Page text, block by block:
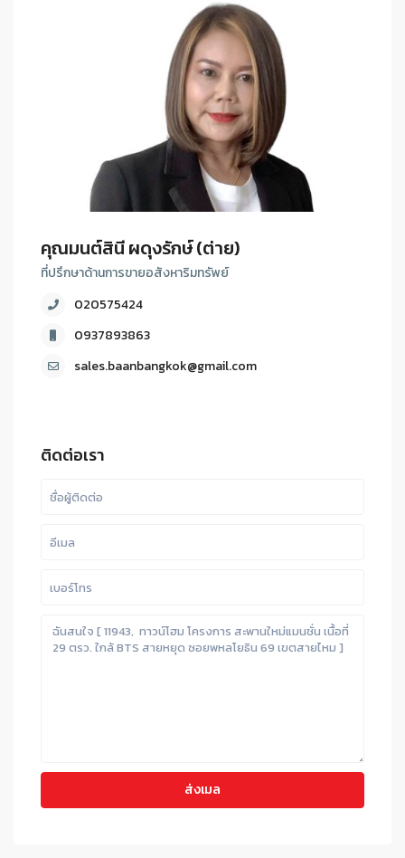
คุณมนต์สินี ผดุงรักษ์ (ต่าย)
ที่ปรึกษาด้านการขายอสังหาริมทรัพย์
020575424
0937893863
sales.baanbangkok@gmail.com
ติดต่อเรา